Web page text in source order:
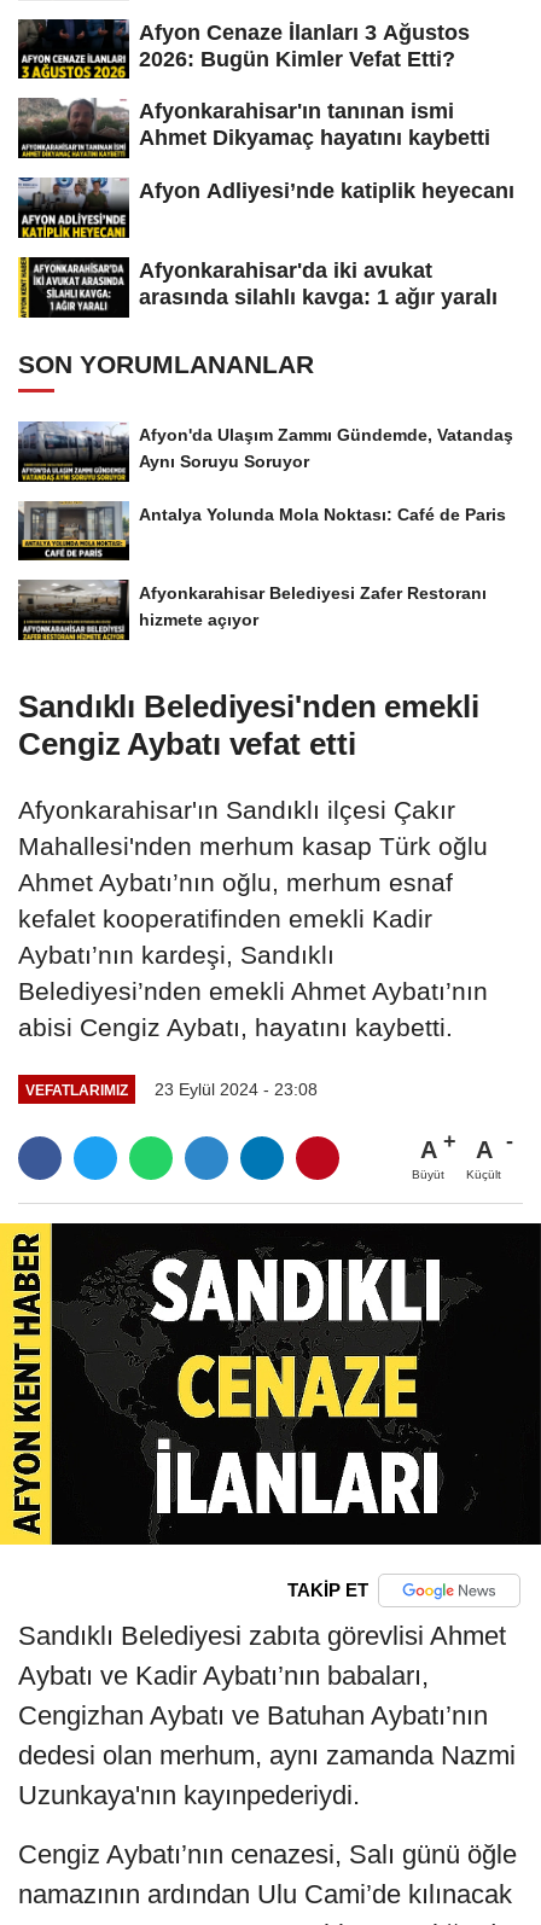
Afyon Cenaze İlanları 3 Ağustos
2026: Bugün Kimler Vefat Etti?
Afyonkarahisar'ın tanınan ismi
Ahmet Dikyamaç hayatını kaybetti
Afyon Adliyesi’nde katiplik heyecanı
Afyonkarahisar'da iki avukat
arasında silahlı kavga: 1 ağır yaralı
SON YORUMLANANLAR
Afyon'da Ulaşım Zammı Gündemde, Vatandaş
Aynı Soruyu Soruyor
Antalya Yolunda Mola Noktası: Café de Paris
Afyonkarahisar Belediyesi Zafer Restoranı
hizmete açıyor
Sandıklı Belediyesi'nden emekli
Cengiz Aybatı vefat etti
Afyonkarahisar'ın Sandıklı ilçesi Çakır
Mahallesi'nden merhum kasap Türk oğlu
Ahmet Aybatı’nın oğlu, merhum esnaf
kefalet kooperatifinden emekli Kadir
Aybatı’nın kardeşi, Sandıklı
Belediyesi’nden emekli Ahmet Aybatı’nın
abisi Cengiz Aybatı, hayatını kaybetti.
VEFATLARIMIZ 23 Eylül 2024 - 23:08
A
Büyüt
A
Küçült
TAKİP ET
Sandıklı Belediyesi zabıta görevlisi Ahmet
Aybatı ve Kadir Aybatı’nın babaları,
Cengizhan Aybatı ve Batuhan Aybatı’nın
dedesi olan merhum, aynı zamanda Nazmi
Uzunkaya'nın kayınpederiydi.
Cengiz Aybatı’nın cenazesi, Salı günü öğle
namazının ardından Ulu Cami’de kılınacak